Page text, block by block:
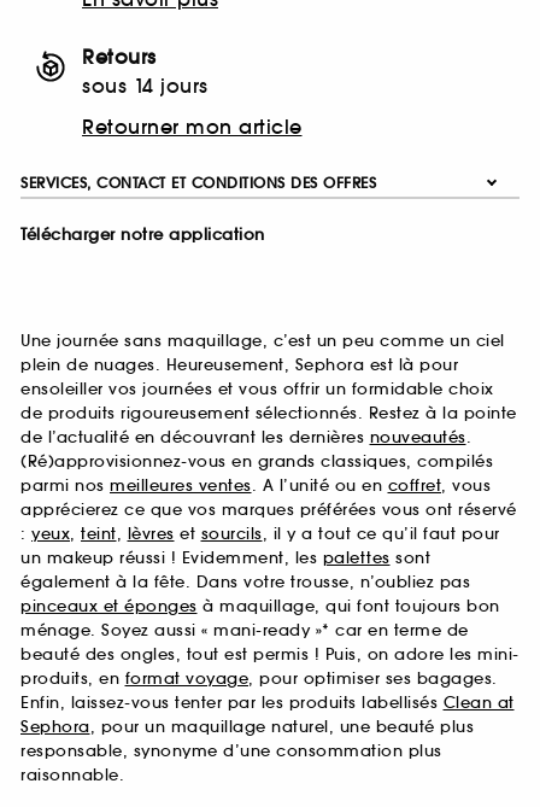
Retours
sous 14 jours
Retourner mon article
SERVICES, CONTACT ET CONDITIONS DES OFFRES
Télécharger notre application
Une journée sans maquillage, c’est un peu comme un ciel
plein de nuages. Heureusement, Sephora est là pour
ensoleiller vos journées et vous offrir un formidable choix
de produits rigoureusement sélectionnés. Restez à la pointe
de l’actualité en découvrant les dernières nouveautés.
(Ré)approvisionnez-vous en grands classiques, compilés
parmi nos meilleures ventes. A l’unité ou en coffret, vous
apprécierez ce que vos marques préférées vous ont réservé
: yeux, teint, lèvres et sourcils, il y a tout ce qu’il faut pour
un makeup réussi ! Evidemment, les palettes sont
également à la fête. Dans votre trousse, n’oubliez pas
pinceaux et éponges à maquillage, qui font toujours bon
ménage. Soyez aussi « mani-ready »* car en terme de
beauté des ongles, tout est permis ! Puis, on adore les mini-
produits, en format voyage, pour optimiser ses bagages.
Enfin, laissez-vous tenter par les produits labellisés Clean at
Sephora, pour un maquillage naturel, une beauté plus
responsable, synonyme d’une consommation plus
raisonnable.